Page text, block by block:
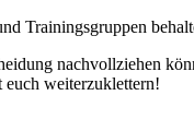
Trainingsgruppen
nachvollziehen
euch weiterzuklettern!